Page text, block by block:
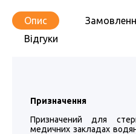
Опис
Відгуки
Призначення
Призначений для
медичних закладах